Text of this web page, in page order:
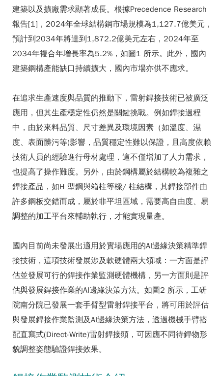
建築以及擴廠需求顯著成長。根據Precedence Research
報告[1]，2024年全球結構鋼市場規模為1,127.7億美元，
預計到2034年將達到1,872.2億美元左右，2024年至
2034年複合年增長率為5.2%，如圖1 所示。此外，國內
建築鋼構產能缺口持續擴大，國內市場亦供不應求。
在追求生產速度與品質的推動下，雷射銲接技術已被廣泛
應用，但其生產穩定性仍然是關鍵挑戰。例如銲接過程
中，由於來料品質、尺寸差異及環境因素（如溫度、濕
度、表面髒污等)影響，品質穩定性難以保證，且高度依賴
技術人員的經驗進行母材處理，這不僅增加了人力需求，
也提高了操作難度。另外，由於鋼構屬於結構較為複雜之
銲接產品，如H 型鋼與箱柱等樑/ 柱結構，其銲接部件由
許多鋼板交錯而成，屬於非平坦區域，需要高自由度、易
調整的加工平台來輔助執行，才能實現量產。
國內目前尚未發展出適用於實場應用的AI邊緣決策精準銲
接技術，這項技術發展涉及軟硬體兩大領域：一方面是評
估並發展可行的銲接作業監測硬體機構，另一方面則是評
估與發展銲接作業的AI邊緣決策方法。如圖2 所示，工研
院南分院已發展一套手臂型雷射銲接平台，將可用於評估
與發展銲接作業監測及AI邊緣決策方法，透過機械手臂搭
配直寫式(Direct-Write)雷射銲接頭，可因應不同待銲物形
貌調整姿態驗證銲接效果。